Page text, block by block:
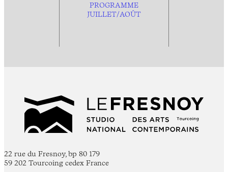
PROGRAMME
JUILLET/AOÛT
22 rue du Fresnoy, bp 80 179
59 202 Tourcoing cedex France